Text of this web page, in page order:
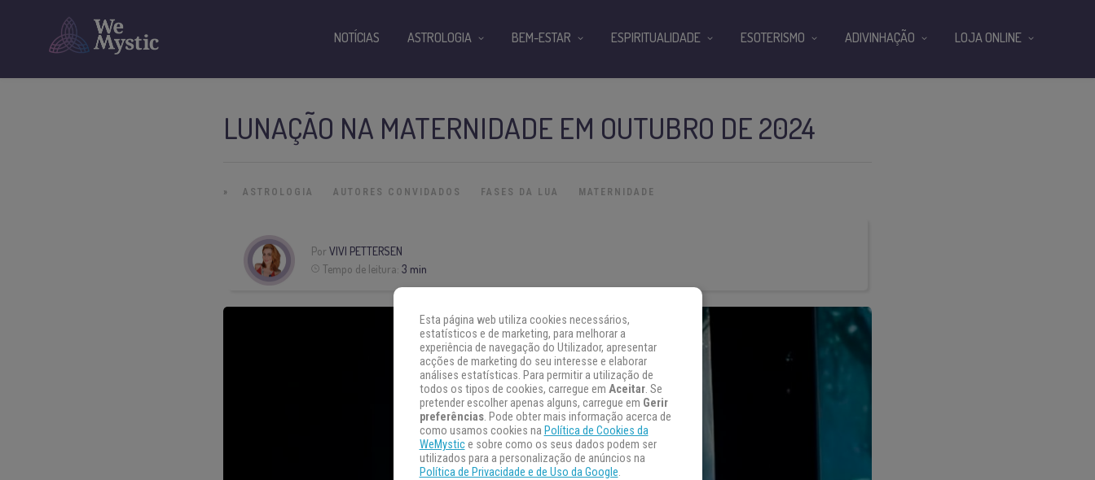
LUNAÇÃO NA MATERNIDADE EM OUTUBRO DE 2024
» ASTROLOGIA AUTORES CONVIDADOS FASES DA LUA MATERNIDADE
PorVIVI PETTERSEN
Tempo de leitura:3 min
NOTÍCIAS ASTROLOGIA BEM-ESTAR ESPIRITUALIDADE ESOTERISMO ADIVINHAÇÃO LOJA ONLINE
Esta página web utiliza cookies necessários,
estatísticos e de marketing, para melhorar a
experiência de navegação do Utilizador, apresentar
acções de marketing do seu interesse e elaborar
análises estatísticas. Para permitir a utilização de
todos os tipos de cookies, carregue em Aceitar. Se
pretender escolher apenas alguns, carregue em Gerir
preferências. Pode obter mais informação acerca de
como usamos cookies na Política de Cookies da
WeMystice sobre como os seus dados podem ser
utilizados para a personalização de anúncios na
Política de Privacidade e de Uso da Google.